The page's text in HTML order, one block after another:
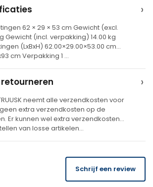
›
62 × 29 × 53 cm Gewicht (excl.
Gewicht (incl. verpakking) 14.00 kg
(LxBxH) 62.00×29.00×53.00 cm
cm Verpakking 1 …
›
neemt alle verzendkosten voor
extra verzendkosten op de
Er kunnen wel extra verzendkosten
van losse artikelen…
Schrijf een review